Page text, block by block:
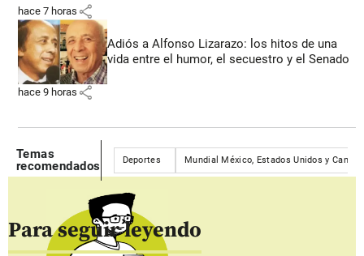
hace 7 horas share
Adiós a Alfonso Lizarazo: los hitos de una
vida entre el humor, el secuestro y el Senado
hace 9 horas share
Temas
recomendados
Deportes Mundial México, Estados Unidos y Canadá
Para seguir leyendo